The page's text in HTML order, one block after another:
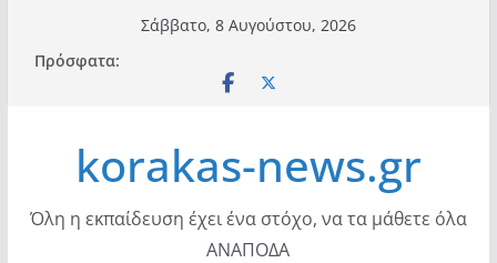
περιεχόμενο
Σάββατο, 8 Αυγούστου, 2026
Πρόσφατα:
korakas-news.gr
Όλη η εκπαίδευση έχει ένα στόχο, να τα μάθετε όλα
ΑΝΑΠΟΔΑ